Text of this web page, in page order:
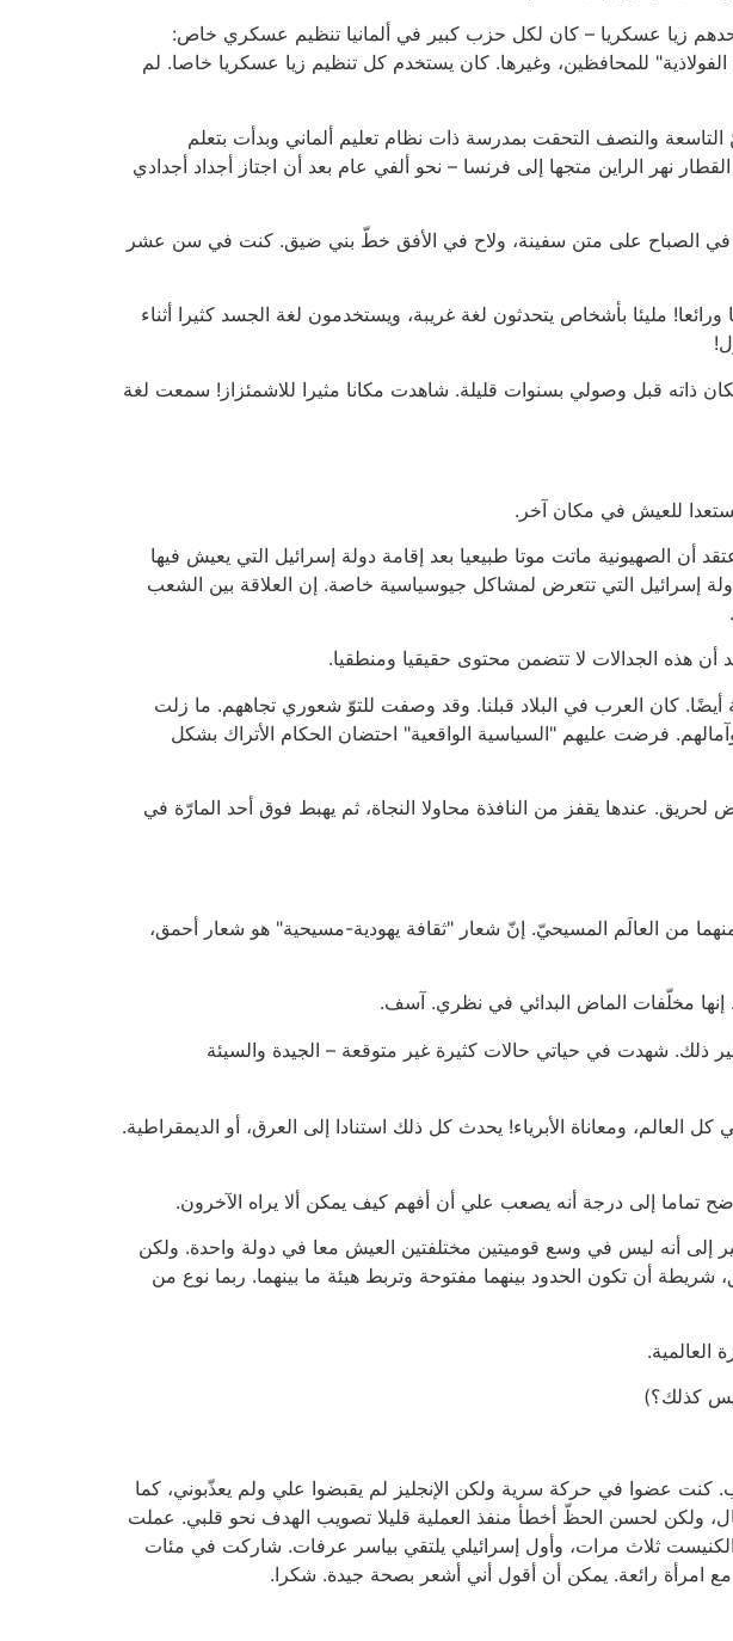
زيا عسكريا – كان لكل حزب كبير في ألمانيا تنظيم عسكري خاص:
الفولاذية" للمحافظين، وغيرها. كان يستخدم كل تنظيم زيا عسكريا خاصا. لم
والنصف التحقت بمدرسة ذات نظام تعليم ألماني وبدأت بتعلم
نهر الراين متجها إلى فرنسا – نحو ألفي عام بعد أن اجتاز أجداد أجدادي
في الصباح على متن سفينة، ولاح في الأفق خطّ بني ضيق. كنت في سن عشر
مليئا بأشخاص يتحدثون لغة غريبة، ويستخدمون لغة الجسد كثيرا أثناء
ذاته قبل وصولي بسنوات قليلة. شاهدت مكانا مثيرا للاشمئزاز! سمعت لغة
للعيش في مكان آخر.
أن الصهيونية ماتت موتا طبيعيا بعد إقامة دولة إسرائيل التي يعيش فيها
إسرائيل التي تتعرض لمشاكل جيوسياسية خاصة. إن العلاقة بين الشعب
هذه الجدالات لا تتضمن محتوى حقيقيا ومنطقيا.
أيضًا. كان العرب في البلاد قبلنا. وقد وصفت للتوّ شعوري تجاههم. ما زلت
فرضت عليهم "السياسية الواقعية" احتضان الحكام الأتراك بشكل
عندها يقفز من النافذة محاولا النجاة، ثم يهبط فوق أحد المارّة في
من العالَم المسيحيّ. إنّ شعار "ثقافة يهودية-مسيحية" هو شعار أحمق،
إنها مخلّفات الماض البدائي في نظري. آسف.
ذلك. شهدت في حياتي حالات كثيرة غير متوقعة – الجيدة والسيئة
ومعاناة الأبرياء! يحدث كل ذلك استنادا إلى العرق، أو الديمقراطية.
تماما إلى درجة أنه يصعب علي أن أفهم كيف يمكن ألا يراه الآخرون.
إلى أنه ليس في وسع قوميتين مختلفتين العيش معا في دولة واحدة. ولكن
أن تكون الحدود بينهما مفتوحة وتربط هيئة ما بينهما. ربما نوع من
العالمية.
كنت عضوا في حركة سرية ولكن الإنجليز لم يقبضوا علي ولم يعذّبوني، كما
ولكني تعافيت. تعرضت لعملية اغتيال، ولكن لحسن الحظّ أخطأ منفذ العملية قليلا تصويب الهدف نحو قلبي. عملت
ثلاث مرات، وأول إسرائيلي يلتقي بياسر عرفات. شاركت في مئات
امرأة رائعة. يمكن أن أقول أني أشعر بصحة جيدة. شكرا.